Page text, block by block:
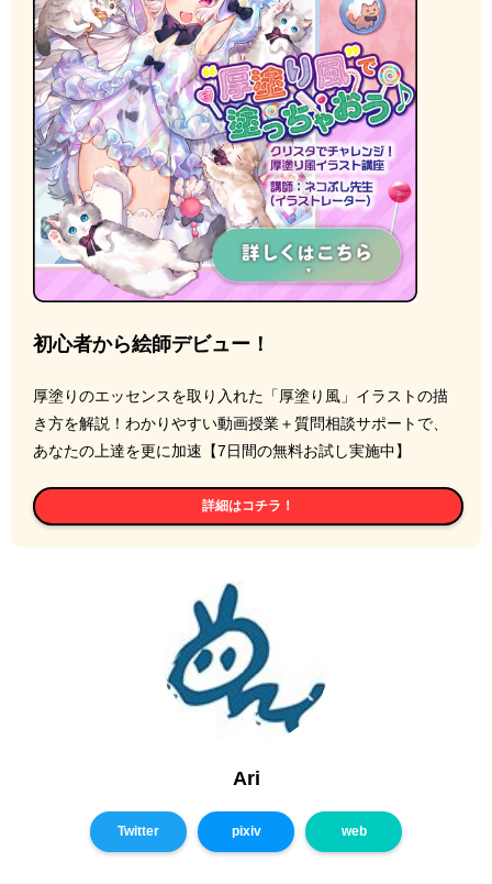
初心者から絵師デビュー！
厚塗りのエッセンスを取り入れた「厚塗り風」イラストの描
き方を解説！わかりやすい動画授業＋質問相談サポートで、
あなたの上達を更に加速【7日間の無料お試し実施中】
詳細はコチラ！
Ari
Twitter pixiv web